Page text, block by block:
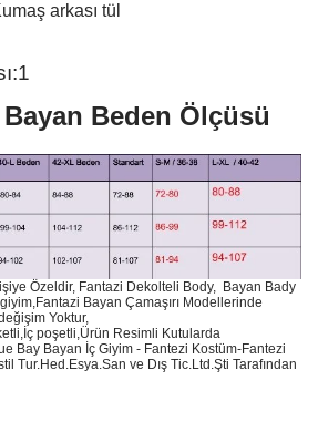
arkası tül
Bayan Beden Ölçüsü
Özeldir, Fantazi Dekolteli Body, Bayan Bady
Bayan Çamaşırı Modellerinde
Yoktur,
poşetli,Ürün Resimli Kutularda
Bay Bayan ç Giyim - Fantezi Kostüm-Fantezi
Tur.Hed.Esya.San ve Dış Tic.Ltd.Şti Tarafından